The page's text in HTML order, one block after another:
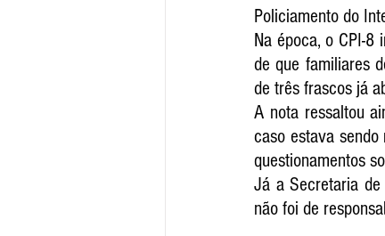
Policiamento do
Na época, o CPI-
de que familiares
de três frascos já
A nota ressaltou
caso estava
questionamentos
Já a Secretaria
não foi de